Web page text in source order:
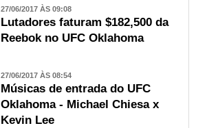
27/06/2017 ÀS 09:08
Lutadores faturam $182,500 da
Reebok no UFC Oklahoma
27/06/2017 ÀS 08:54
Músicas de entrada do UFC
Oklahoma - Michael Chiesa x
Kevin Lee